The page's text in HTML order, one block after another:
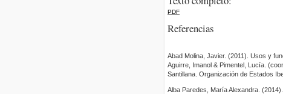
PDF
Referencias
Abad Molina, Javier. (2011). Usos y
Aguirre, Imanol & Pimentel, Lucía.
Santillana. Organización de Estados
Alba Paredes, María Alexandra.